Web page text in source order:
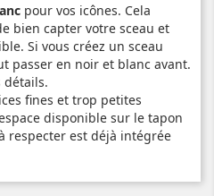
pour vos icônes. Cela
bien capter votre sceau et
Si vous créez un sceau
passer en noir et blanc avant.
détails.
fines et trop petites
disponible sur le tapon
respecter est déjà intégrée